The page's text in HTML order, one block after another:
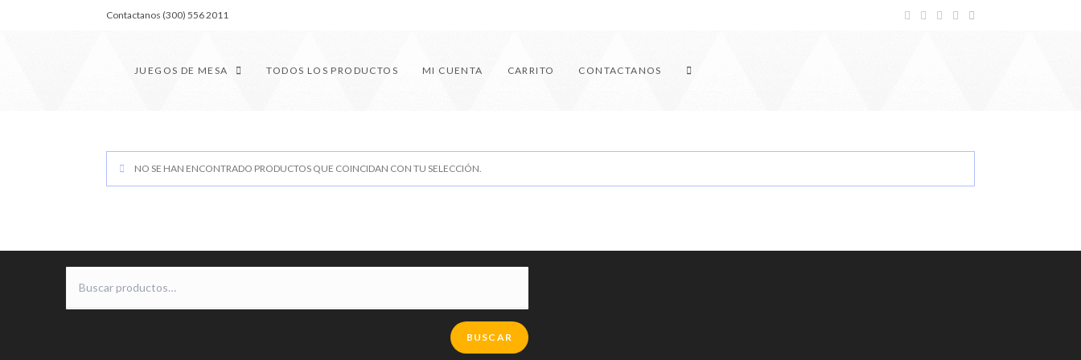
Contactanos (300) 556 2011
JUEGOS DE MESA TODOS LOS PRODUCTOS MI CUENTA CARRITO CONTACTANOS
NO SE HAN ENCONTRADO PRODUCTOS QUE COINCIDAN CON TU SELECCIÓN.
BUSCAR